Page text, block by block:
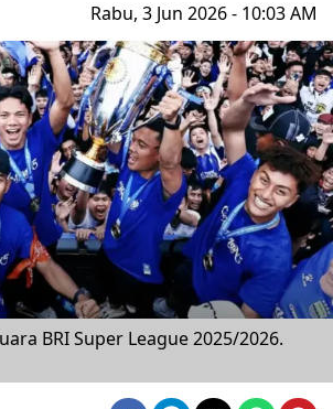
Rabu, 3 Jun 2026 - 10:03 AM
BRI Super League 2025/2026.